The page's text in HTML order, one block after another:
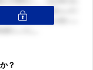
？